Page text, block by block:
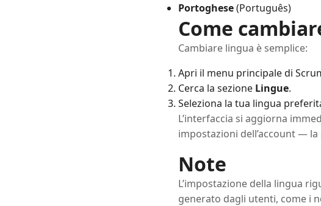
Portoghese(Português)
Come
Cambiare lingua è semplice:
Apri il menu principale di
Cerca la sezione Lingue.
Seleziona la tua lingua
L’interfaccia si aggiorna
impostazioni dell’account —
Note
L’impostazione della lingua
generato dagli utenti, come i